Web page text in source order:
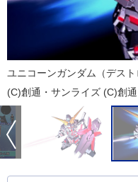
ユニコーンガンダム（デスト
(C)創通・サンライズ (C)創